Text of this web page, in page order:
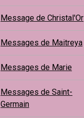
Message de Christal'Or
Messages de Maitreya
Messages de Marie
Messages de Saint-
Germain